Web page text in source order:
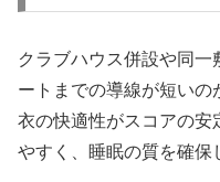
クラブハウス併設や同
ートまでの導線が短いの
衣の快適性がスコアの安
やすく、睡眠の質を確保